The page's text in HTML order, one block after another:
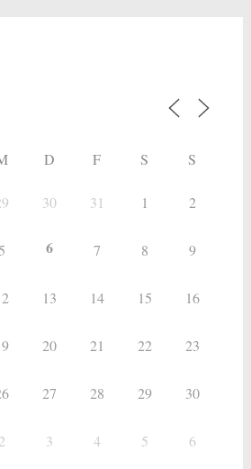
D F S S
30 31 1 2
6 7 8 9
13 14 15 16
20 21 22 23
27 28 29 30
2 3 4 5 6